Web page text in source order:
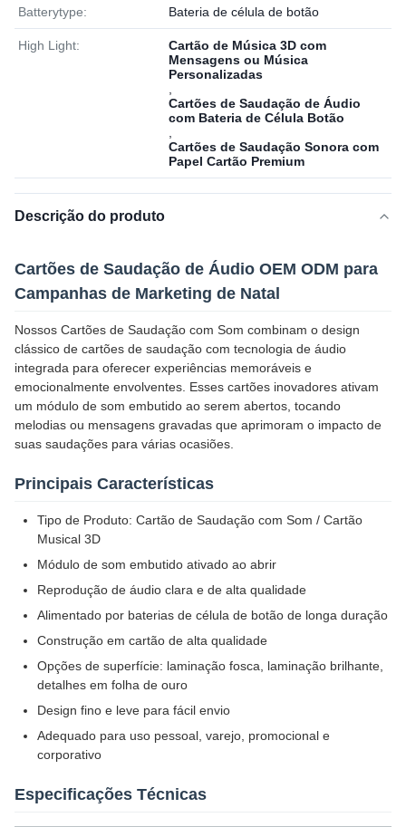
Batterytype: Bateria de célula de botão
High Light:
Cartão de Música 3D com
Mensagens ou Música
Personalizadas
Cartões de Saudação de Áudio
com Bateria de Célula Botão
Cartões de Saudação Sonora com
Papel Cartão Premium
Descrição do produto
Cartões de Saudação de Áudio OEM ODM para
Campanhas de Marketing de Natal
Nossos Cartões de Saudação com Som combinam o design
clássico de cartões de saudação com tecnologia de áudio
integrada para oferecer experiências memoráveis e
emocionalmente envolventes. Esses cartões inovadores ativam
um módulo de som embutido ao serem abertos, tocando
melodias ou mensagens gravadas que aprimoram o impacto de
suas saudações para várias ocasiões.
Principais Características
Tipo de Produto: Cartão de Saudação com Som / Cartão
Musical 3D
Módulo de som embutido ativado ao abrir
Reprodução de áudio clara e de alta qualidade
Alimentado por baterias de célula de botão de longa duração
Construção em cartão de alta qualidade
Opções de superfície: laminação fosca, laminação brilhante,
detalhes em folha de ouro
Design fino e leve para fácil envio
Adequado para uso pessoal, varejo, promocional e
corporativo
Especificações Técnicas